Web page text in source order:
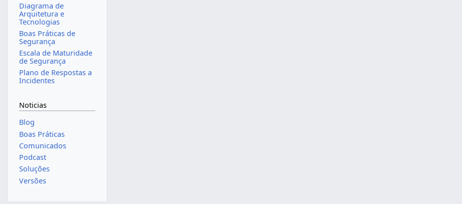
Diagrama de
Arquitetura e
Tecnologias
Boas Práticas de
Segurança
Escala de Maturidade
de Segurança
Plano de Respostas a
Incidentes
Noticias
Blog
Boas Práticas
Comunicados
Podcast
Soluções
Versões